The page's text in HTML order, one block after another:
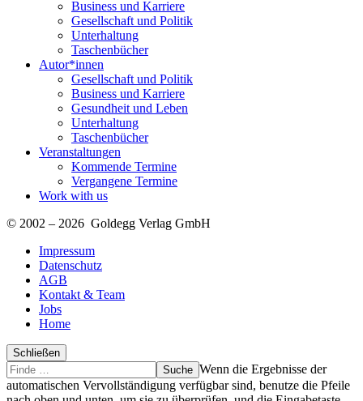
Business und Karriere
Gesellschaft und Politik
Unterhaltung
Taschenbücher
Autor*innen
Gesellschaft und Politik
Business und Karriere
Gesundheit und Leben
Unterhaltung
Taschenbücher
Veranstaltungen
Kommende Termine
Vergangene Termine
Work with us
© 2002 – 2026 Goldegg Verlag GmbH
Impressum
Datenschutz
AGB
Kontakt & Team
Jobs
Home
Schließen
Suche
Finde
…
Wenn die Ergebnisse der
automatischen Vervollständigung verfügbar sind, benutze die Pfeile